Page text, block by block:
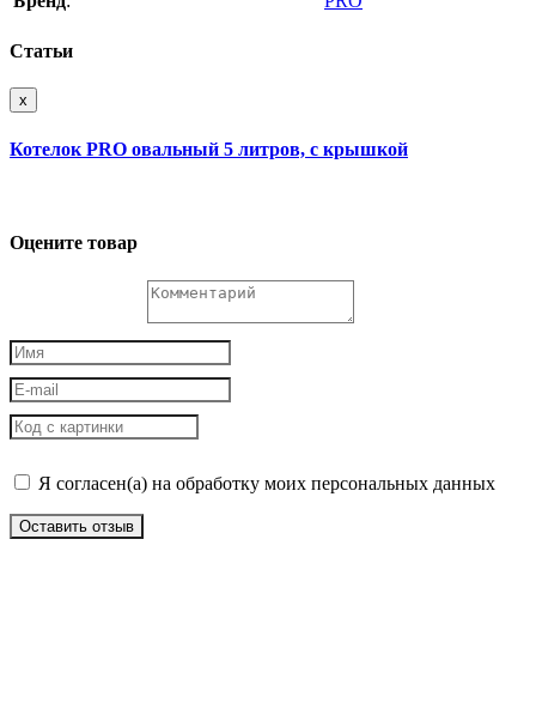
Статьи
x
Котелок PRO овальный 5 литров, с крышкой
Оцените товар
Я согласен(а) на обработку моих персональных данных
Оставить отзыв